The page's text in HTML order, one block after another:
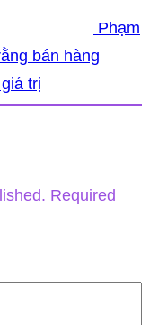
Phạm
bán hàng
trị
Required